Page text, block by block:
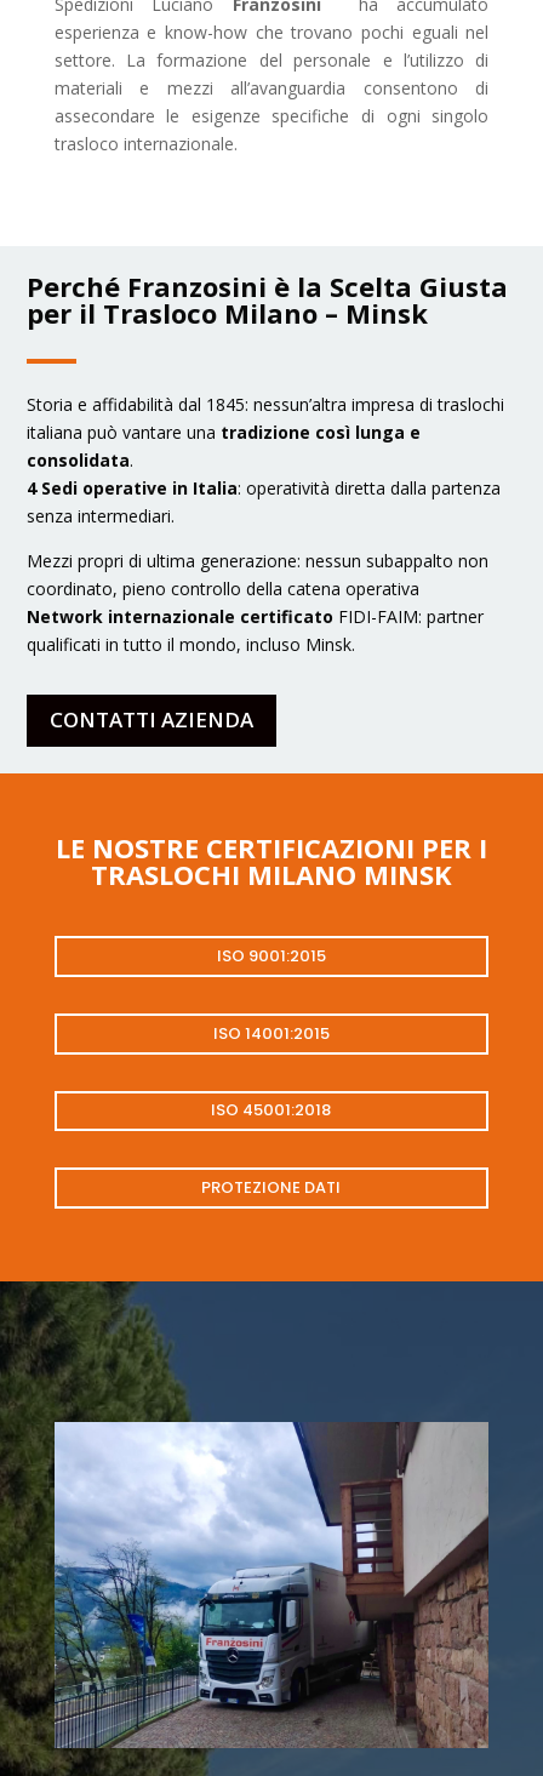
esperienza e know-how che trovano pochi eguali nel
settore. La formazione del personale e l’utilizzo di
materiali e mezzi all’avanguardia consentono di
assecondare le esigenze specifiche di ogni singolo
trasloco internazionale.
Perché Franzosini è la Scelta Giusta
per il Trasloco Milano – Minsk
Storia e affidabilità dal 1845: nessun’altra impresa di traslochi
italiana può vantare una tradizione così lunga e
consolidata.
4 Sedi operative in Italia: operatività diretta dalla partenza
senza intermediari.
Mezzi propri di ultima generazione: nessun subappalto non
coordinato, pieno controllo della catena operativa
Network internazionale certificato FIDI-FAIM: partner
qualificati in tutto il mondo, incluso Minsk.
CONTATTI AZIENDA
LE NOSTRE CERTIFICAZIONI PER I
TRASLOCHI MILANO MINSK
ISO 9001:2015
ISO 14001:2015
ISO 45001:2018
PROTEZIONE DATI